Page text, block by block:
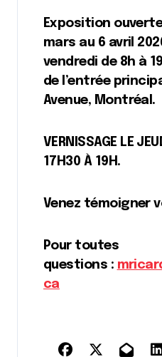
Exposition
mars au 6 avril
vendredi de 8h à
de l’entrée
Avenue, Montréal.
VERNISSAGE LE
17H30 À 19H.
Venez témoigner
Pour toutes
questions :
ca